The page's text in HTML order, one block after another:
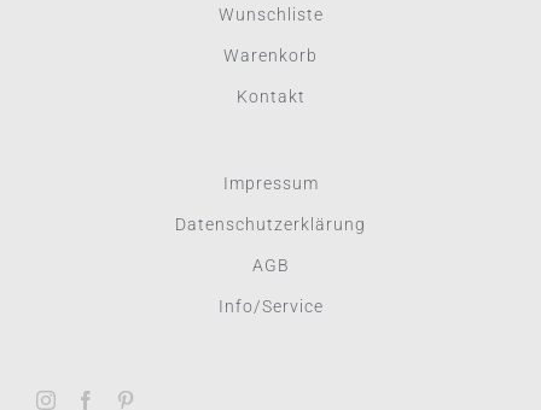
Wunschliste
Warenkorb
Kontakt
Impressum
Datenschutzerklärung
AGB
Info/Service